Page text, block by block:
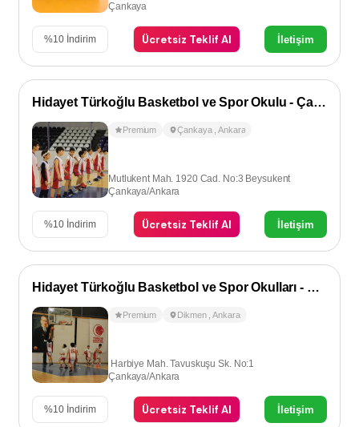
Çankaya
%10 İndirim Ücretsiz Teklif Al İletişim
Hidayet Türkoğlu Basketbol ve Spor Okulu - Çankaya
Premium Çankaya ,Ankara
Mutlukent Mah. 1920 Cad. No:3 Beysukent
Çankaya/Ankara
%10 İndirim Ücretsiz Teklif Al İletişim
Hidayet Türkoğlu Basketbol ve Spor Okulları - Dikmen
Premium Dikmen ,Ankara
Harbiye Mah. Tavuskuşu Sk. No:1
Çankaya/Ankara
%10 İndirim Ücretsiz Teklif Al İletişim